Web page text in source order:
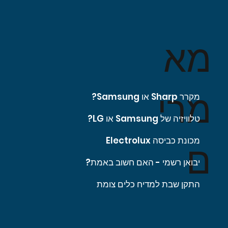
מא
מרי
ם
מקרר Sharp או Samsung?
טלוויזיה של Samsung או LG?
מכונת כביסה Electrolux
יבואן רשמי - האם חשוב באמת?
התקן שבת למדיח כלים צומת